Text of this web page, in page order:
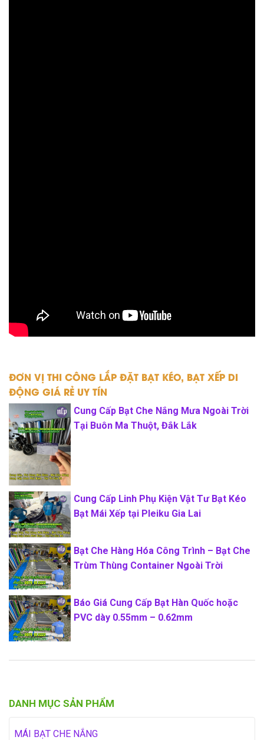
DANH MỤC SẢN PHẨM
MÁI BẠT CHE NẮNG
ĐƠN VỊ THI CÔNG LẮP ĐẶT BẠT KÉO, BẠT XẾP DI
ĐỘNG GIÁ RẺ UY TÍN
Cung Cấp Bạt Che Nắng Mưa Ngoài Trời
Tại Buôn Ma Thuột, Đắk Lắk
Cung Cấp Linh Phụ Kiện Vật Tư Bạt Kéo
Bạt Mái Xếp tại Pleiku Gia Lai
Bạt Che Hàng Hóa Công Trình – Bạt Che
Trùm Thùng Container Ngoài Trời
Báo Giá Cung Cấp Bạt Hàn Quốc hoặc
PVC dày 0.55mm – 0.62mm